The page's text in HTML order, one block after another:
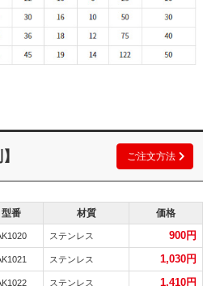
ご注文方法
型番 材質 価格
ステンレス
900円
ステンレス
1,030円
ステンレス
1,410円